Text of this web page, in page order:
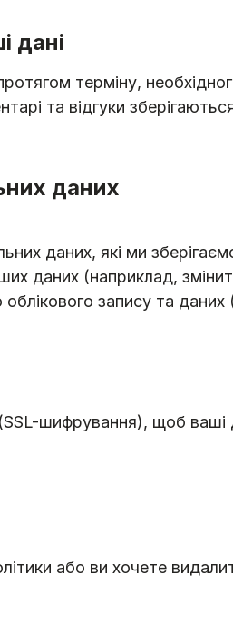
дані
терміну,
та відгуки
даних
даних, які ми
даних (наприклад,
запису та даних
шифрування), щоб ваші
або ви хочете